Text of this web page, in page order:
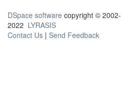
DSpace software copyright © 2002-
2022 LYRASIS
Contact Us | Send Feedback